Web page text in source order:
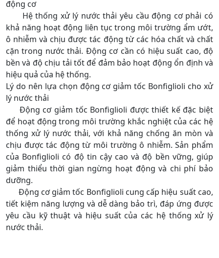
động cơ
Hệ thống xử lý nước thải yêu cầu động cơ phải có
khả năng hoạt động liên tục trong môi trường ẩm ướt,
ô nhiễm và chịu được tác động từ các hóa chất và chất
cặn trong nước thải. Động cơ cần có hiệu suất cao, độ
bền và độ chịu tải tốt để đảm bảo hoạt động ổn định và
hiệu quả của hệ thống.
Lý do nên lựa chọn động cơ giảm tốc Bonfiglioli cho xử
lý nước thải
Động cơ giảm tốc Bonfiglioli được thiết kế đặc biệt
để hoạt động trong môi trường khắc nghiệt của các hệ
thống xử lý nước thải, với khả năng chống ăn mòn và
chịu được tác động từ môi trường ô nhiễm. Sản phẩm
của Bonfiglioli có độ tin cậy cao và độ bền vững, giúp
giảm thiểu thời gian ngừng hoạt động và chi phí bảo
dưỡng.
Động cơ giảm tốc Bonfiglioli cung cấp hiệu suất cao,
tiết kiệm năng lượng và dễ dàng bảo trì, đáp ứng được
yêu cầu kỹ thuật và hiệu suất của các hệ thống xử lý
nước thải.